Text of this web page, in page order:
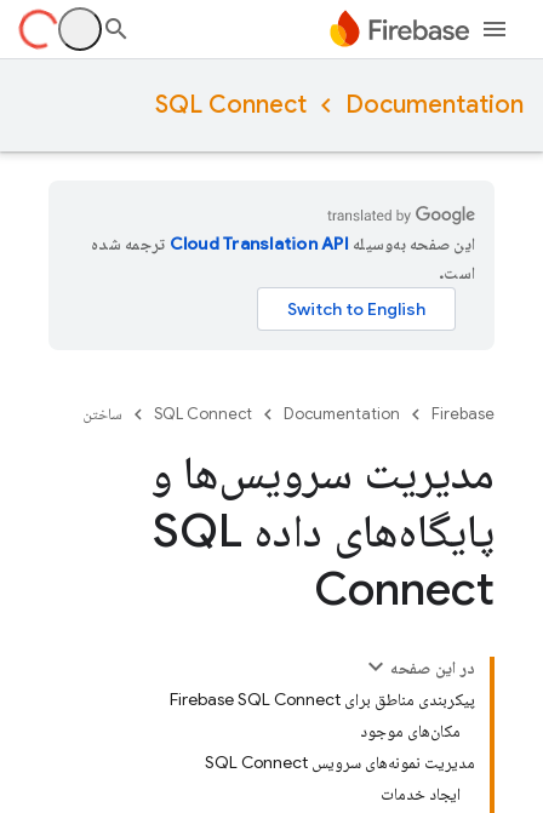
Documentation
SQL Connect
این صفحه به‌وسیله
ترجمه شده
است.
Firebase
Documentation
SQL Connect ساختن
مدیریت سرویس‌ها و
پایگاه‌های داده SQL
Connect
در این صفحه
پیکربندی مناطق برای Firebase SQL Connect
مکان‌های موجود
مدیریت نمونه‌های سرویس SQL Connect
ایجاد خدمات